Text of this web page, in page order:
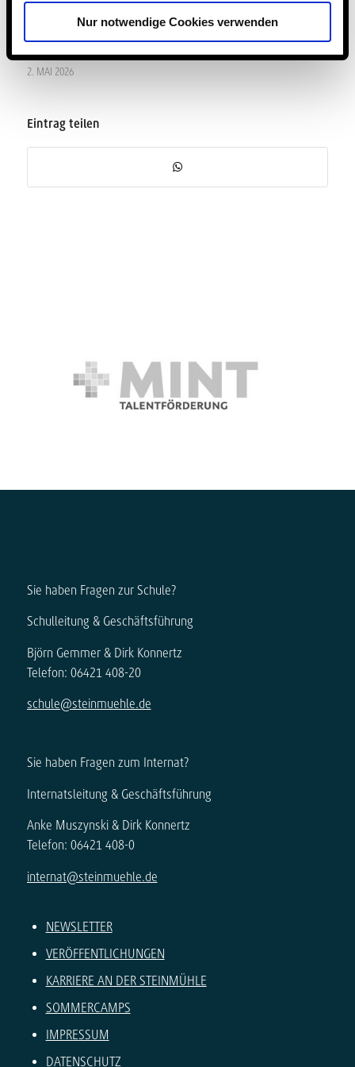
Nur notwendige Cookies verwenden
2. MAI 2026
Eintrag teilen
Sie haben Fragen zur Schule?
Schulleitung & Geschäftsführung
Björn Gemmer & Dirk Konnertz
Telefon: 06421 408-20
schule@steinmuehle.de
Sie haben Fragen zum Internat?
Internatsleitung & Geschäftsführung
Anke Muszynski & Dirk Konnertz
Telefon: 06421 408-0
internat@steinmuehle.de
NEWSLETTER
VERÖFFENTLICHUNGEN
KARRIERE AN DER STEINMÜHLE
SOMMERCAMPS
IMPRESSUM
DATENSCHUTZ